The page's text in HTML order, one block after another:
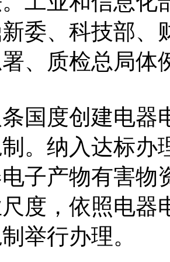
委、科技部、
、质检总局体
国度创建电器
。纳入达标办
子产物有害物
度，依照电器
举行办理。